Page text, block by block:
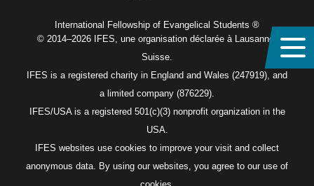
International Fellowship of Evangelical Students ®
© 2014–2026 IFES, une organisation déclarée à Lausanne,
Suisse.
IFES is a registered charity in England and Wales (247919), and
a limited company (876229).
IFES/USA is a registered 501(c)(3) nonprofit organization in the
USA.
IFES websites use cookies to improve your visit and collect
anonymous data. By using our websites, you agree to our use of